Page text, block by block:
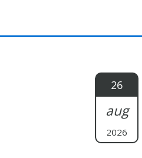
inhoud
26
aug
2026